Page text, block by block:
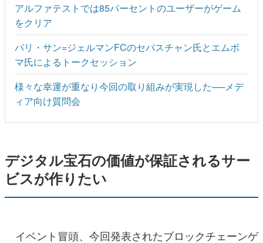
アルファテストでは85パーセントのユーザーがゲーム
をクリア
パリ・サン=ジェルマンFCのセバスチャン氏とエムボ
マ氏によるトークセッション
様々な幸運が重なり今回の取り組みが実現した──メデ
ィア向け質問会
デジタル宝石の価値が保証されるサー
ビスが作りたい
イベント冒頭、今回発表されたブロックチェーンゲ